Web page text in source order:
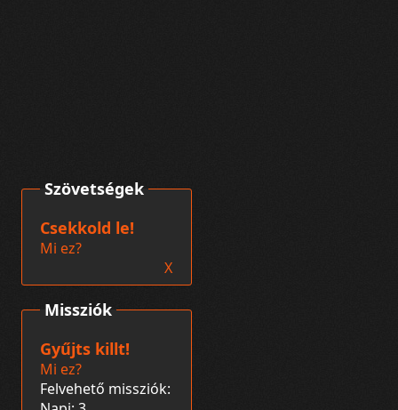
Missziók
Gyűjts killt!
Mi ez?
Felvehető missziók:
Szövetségek
Csekkold le!
Mi ez?
X